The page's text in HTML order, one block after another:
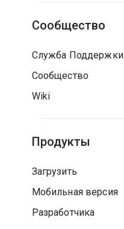
Сообщество
Служба Поддержки
Сообщество
Wiki
Продукты
Загрузить
Мобильная версия
Разработчика